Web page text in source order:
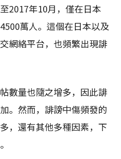
2017年10月，僅在日本
萬人。這個在日本以及
網絡平台，也頻繁出現誹
數量也隨之增多，因此誹
。然而，誹謗中傷頻發的
，還有其他多種因素，下